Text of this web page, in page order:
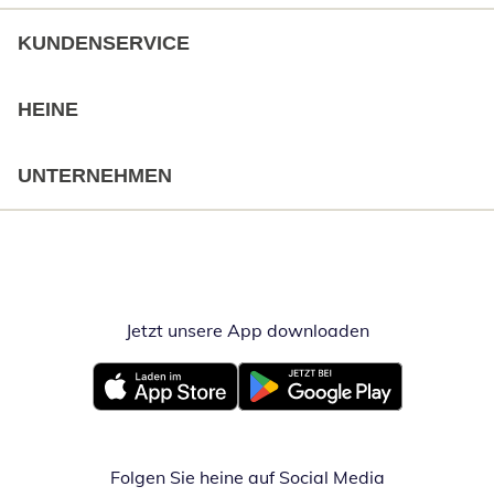
KUNDENSERVICE
HEINE
UNTERNEHMEN
Jetzt unsere App downloadenÖffnet in
Öffnet in neuem FensterÖffnet in neuem Fenster
Folgen Sie heine auf Social Media